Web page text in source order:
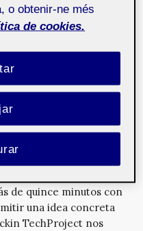
ha experimentado un
desde que
pone en contexto la
en la red en la
11 de març de
de quince minutos con
una idea concreta
TechProject nos
o obtenir-ne més
de cookies.